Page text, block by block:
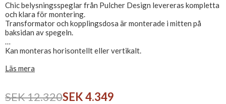
Chic belysningsspeglar från Pulcher Design levereras kompletta
och klara för montering.
Transformator och kopplingsdosa är monterade i mitten på
baksidan av spegeln.
Kan monteras horisontellt eller vertikalt.
Läs mera
SEK 12.320SEK 4.349